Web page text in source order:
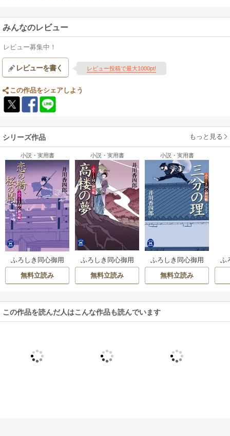
みんなのレビュー
レビュー募集中！
レビューを書く レビュー投稿で最大1000pt!
この作品をシェアしよう
シリーズ作品 もっと見る
小説・実用書
ふろしき同心御用
帳 恋の橋、桜の闇
無料立読み
小説・実用書
ふろしき同心御用
帳 高楼の夢
無料立読み
小説・実用書
ふろしき同心御用
帳 三分の理
無料立読み
ふ
この作品を読んだ人はこんな作品も読んでいます